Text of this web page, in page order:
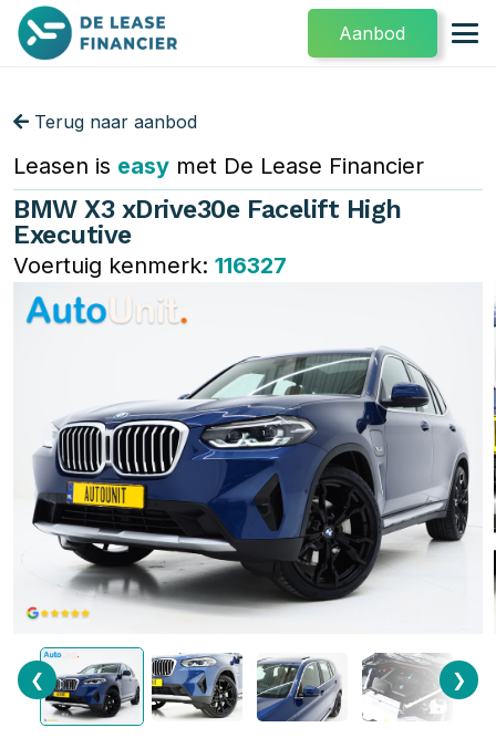
Aanbod
Terug naar aanbod
Leasen is easy met De Lease Financier
BMW X3 xDrive30e Facelift High
Executive
Voertuig kenmerk: 116327
❮ ❯